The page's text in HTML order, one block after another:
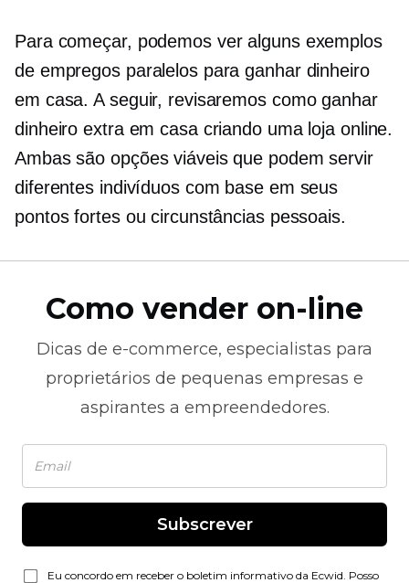
Para começar, podemos ver alguns exemplos
de empregos paralelos para ganhar dinheiro
em casa. A seguir, revisaremos como ganhar
dinheiro extra em casa criando uma loja online.
Ambas são opções viáveis ​​que podem servir
diferentes indivíduos com base em seus
pontos fortes ou circunstâncias pessoais.
Como vender on-line
Dicas de e-commerce, especialistas para
proprietários de pequenas empresas e
aspirantes a empreendedores.
Subscrever
Eu concordo em receber o boletim informativo da Ecwid. Posso